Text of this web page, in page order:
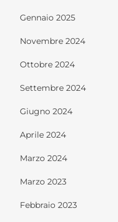
Gennaio 2025
Novembre 2024
Ottobre 2024
Settembre 2024
Giugno 2024
Aprile 2024
Marzo 2024
Marzo 2023
Febbraio 2023